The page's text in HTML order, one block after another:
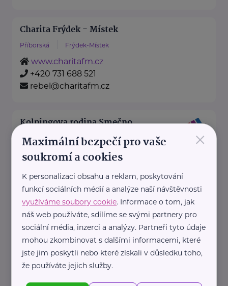
Charita Frýdek - Místek
Příborská Frýdek-Místek
www.charitafm.cz
+420 731 688 521
rebel@charitafm.cz
Kolpingova rodina Smečno
U Zámku 5 Smečno
Jsme nestátní nezisková
, která se již více než 25 let
zaměřuje na podporu rodin, ...
https://www.kolpingsmecno.cz/
ludmila.janzurova@kolpingsmecno.cz
×
Maximální bezpečí pro vaše
soukromí a cookies
K personalizaci obsahu a reklam, poskytování
funkcí sociálních médií a analýze naší návštěvnosti
využíváme soubory cookie. Informace o tom, jak
náš web používáte, sdílíme se svými partnery pro
sociální média, inzerci a analýzy. Partneři tyto údaje
mohou zkombinovat s dalšími informacemi, které
jste jim poskytli nebo které získali v důsledku toho,
že používáte jejich služby.